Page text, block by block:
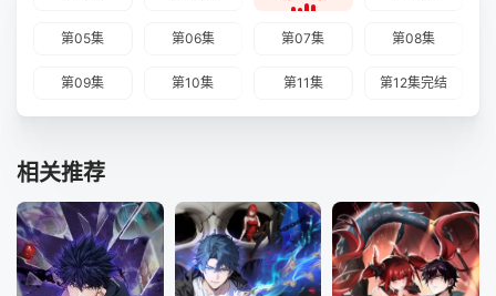
第05集 第06集 第07集 第08集
第09集 第10集 第11集 第12集完结
相关推荐